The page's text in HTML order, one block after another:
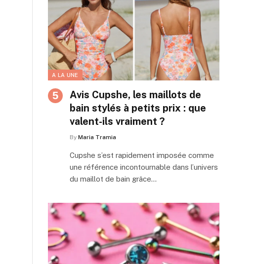
A LA UNE
Avis Cupshe, les maillots de
bain stylés à petits prix : que
valent-ils vraiment ?
By Maria Tramia
Cupshe s’est rapidement imposée comme
une référence incontournable dans l’univers
du maillot de bain grâce…